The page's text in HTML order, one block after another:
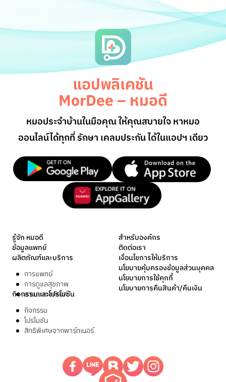
แอปพลิเคชัน
MorDee – หมอดี
หมอประจำบ้านในมือคุณ ให้คุณสบายใจ หาหมอ
ออนไลน์ได้ทุกที่ รักษา เคลมประกัน ได้ในแอปฯ เดียว
รู้จัก หมอดี
ข้อมูลแพทย์
ผลิตภัณฑ์และบริการ
การแพทย์
การดูแลสุขภาพ
ยาและเวชภัณฑ์
กิจกรรมและโปรโมชัน
กิจกรรม
โปรโมชัน
สิทธิพิเศษจากพาร์ทเนอร์
สำหรับองค์กร
ติดต่อเรา
เงื่อนไขการให้บริการ
นโยบายคุ้มครองข้อมูลส่วนบุคคล
นโยบายการใช้คุกกี้
นโยบายการคืนสินค้า/คืนเงิน